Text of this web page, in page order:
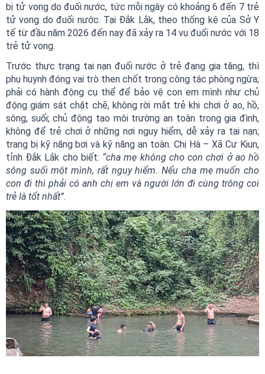
bị tử vong do đuối nước, tức mỗi ngày có khoảng 6 đến 7 trẻ
tử vong do đuối nước. Tại Đắk Lắk, theo thống kê của Sở Y
tế từ đầu năm 2026 đến nay đã xảy ra 14 vụ đuối nước với 18
trẻ tử vong.
Trước thực trạng tai nạn đuối nước ở trẻ đang gia tăng, thì
phụ huynh đóng vai trò then chốt trong công tác phòng ngừa;
phải có hành động cụ thể để bảo vệ con em mình như chủ
động giám sát chặt chẽ, không rời mắt trẻ khi chơi ở ao, hồ,
sông, suối; chủ động tạo môi trường an toàn trong gia đình,
không để trẻ chơi ở những nơi nguy hiểm, dễ xảy ra tai nạn;
trang bị kỹ năng bơi và kỹ năng an toàn. Chị Hà – Xã Cư Kiun,
tỉnh Đắk Lắk cho biết: “cha mẹ không cho con chơi ở ao hồ
sông suối một mình, rất nguy hiểm. Nếu cha mẹ muốn cho
con đi thì phải có anh chị em và người lớn đi cùng trông coi
trẻ là tốt nhất”.